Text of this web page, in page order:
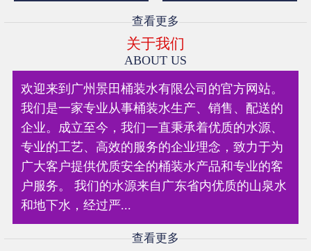
查看更多
关于我们
ABOUT US
欢迎来到广州景田桶装水有限公司的官方网站。
我们是一家专业从事桶装水生产、销售、配送的
企业。成立至今，我们一直秉承着优质的水源、
专业的工艺、高效的服务的企业理念，致力于为
广大客户提供优质安全的桶装水产品和专业的客
户服务。 我们的水源来自广东省内优质的山泉水
和地下水，经过严...
查看更多